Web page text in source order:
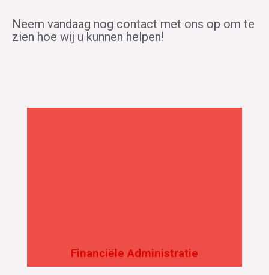
Neem vandaag nog contact met ons op om te
zien hoe wij u kunnen helpen!
Financiële Administratie